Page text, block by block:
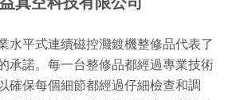
水平式連續磁控濺鍍機整修品代表了
承諾。每一台整修品都經過專業技術
確保每個細節都經過仔細檢查和調